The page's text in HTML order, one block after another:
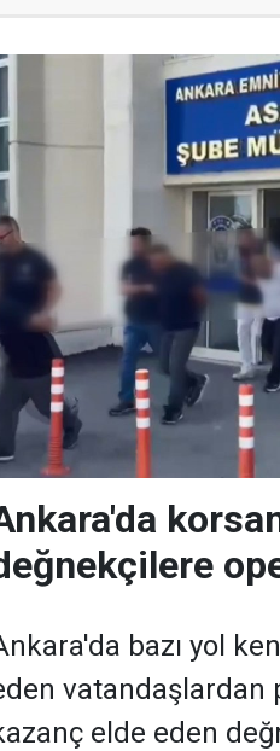
bazı yol
vatandaşlardan
elde eden